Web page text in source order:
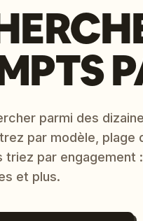
parmi des
par modèle, plage
par engagement :
et plus.